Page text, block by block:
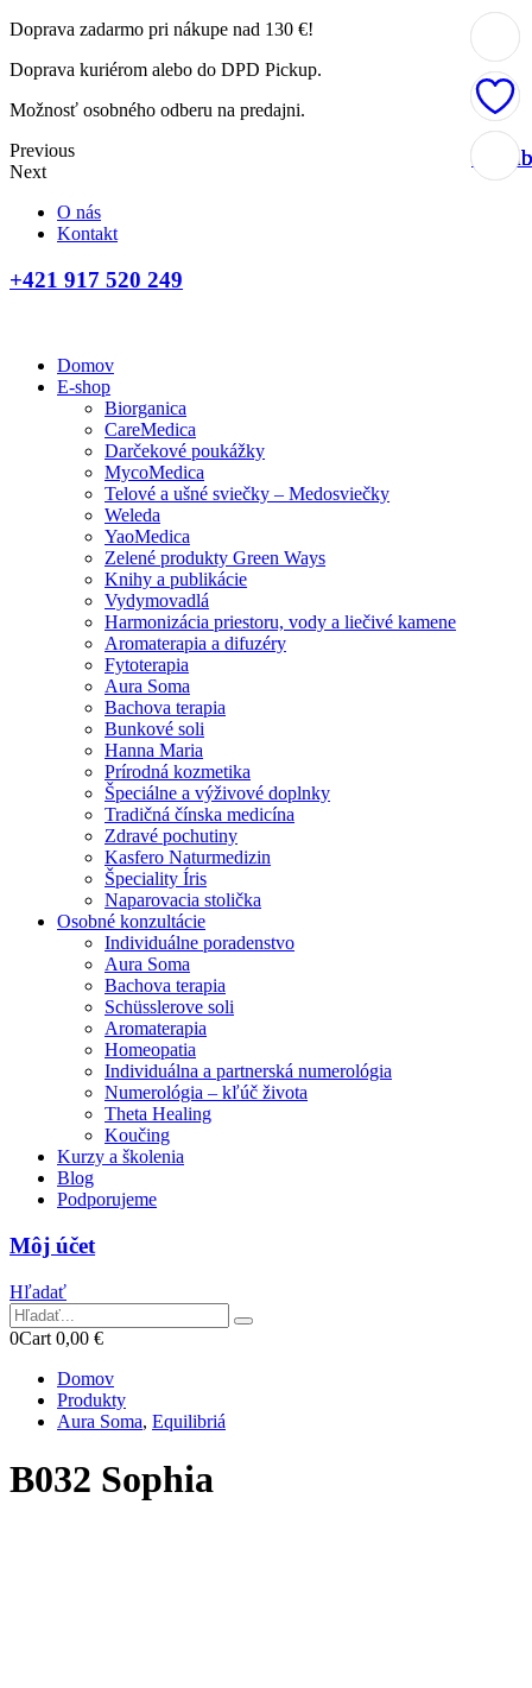
Doprava zadarmo pri nákupe nad 130 €!
Doprava kuriérom alebo do DPD Pickup.
Možnosť osobného odberu na predajni.
Previous
Next
O nás
Kontakt
+421 917 520 249
Domov
E-shop
Biorganica
CareMedica
Darčekové poukážky
MycoMedica
Telové a ušné sviečky – Medosviečky
Weleda
YaoMedica
Zelené produkty Green Ways
Knihy a publikácie
Vydymovadlá
Harmonizácia priestoru, vody a liečivé kamene
Aromaterapia a difuzéry
Fytoterapia
Aura Soma
Bachova terapia
Bunkové soli
Hanna Maria
Prírodná kozmetika
Špeciálne a výživové doplnky
Tradičná čínska medicína
Zdravé pochutiny
Kasfero Naturmedizin
Špeciality Íris
Naparovacia stolička
Osobné konzultácie
Individuálne poradenstvo
Aura Soma
Bachova terapia
Schüsslerove soli
Aromaterapia
Homeopatia
Individuálna a partnerská numerológia
Numerológia – kľúč života
Theta Healing
Koučing
Kurzy a školenia
Blog
Podporujeme
Môj účet
Hľadať
0Cart 0,00 €
Domov
Produkty
Aura Soma, Equilibriá
B032 Sophia